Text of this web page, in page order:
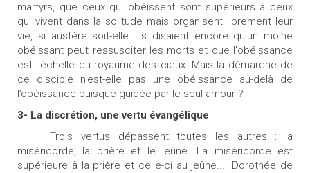
martyrs, que ceux qui obéissent sont supérieurs à ceux
qui vivent dans la solitude mais organisent librement leur
vie, si austère soit-elle. Ils disaient encore qu'un moine
obéissant peut ressusciter les morts et que l'obéissance
est l'échelle du royaume des cieux. Mais la démarche de
ce disciple n’est-elle pas une obéissance au-delà de
l’obéissance puisque guidée par le seul amour ?
3- La discrétion, une vertu évangélique
Trois vertus dépassent toutes les autres : la
miséricorde, la prière et le jeûne. La miséricorde est
supérieure à la prière et celle-ci au jeûne.... Dorothée de